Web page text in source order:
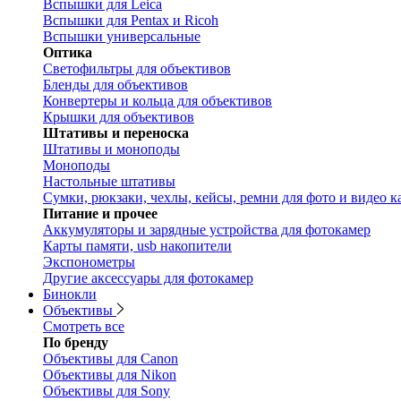
Вспышки для Leica
Вспышки для Pentax и Ricoh
Вспышки универсальные
Оптика
Светофильтры для объективов
Бленды для объективов
Конвертеры и кольца для объективов
Крышки для объективов
Штативы и переноска
Штативы и моноподы
Моноподы
Настольные штативы
Сумки, рюкзаки, чехлы, кейсы, ремни для фото и видео
Питание и прочее
Аккумуляторы и зарядные устройства для фотокамер
Карты памяти, usb накопители
Экспонометры
Другие аксессуары для фотокамер
Бинокли
Объективы
Смотреть все
По бренду
Объективы для Canon
Объективы для Nikon
Объективы для Sony